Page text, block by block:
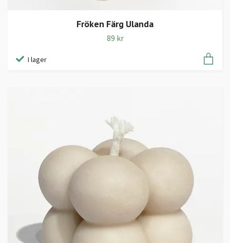
Fröken Färg Ulanda
89 kr
I lager